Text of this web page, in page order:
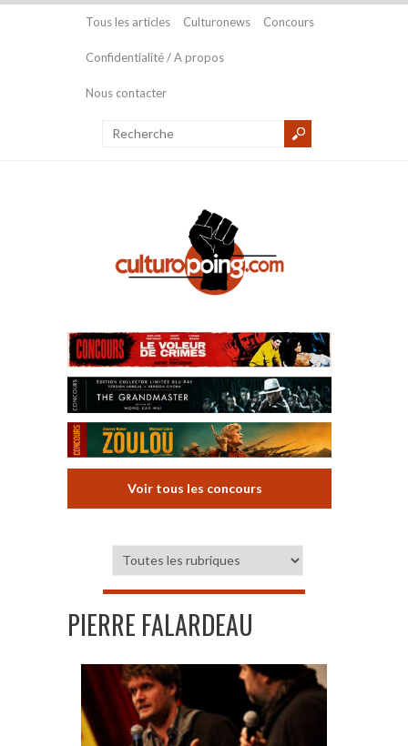
Tous les articles Culturonews Concours
Confidentialité / A propos
Nous contacter
Voir tous les concours
PIERRE FALARDEAU